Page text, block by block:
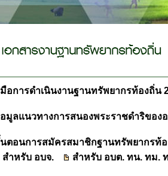
อการดำเนินงานฐานทรัพยากรท้องถิ่น
มูลแนวทางการสนองพระราชดำริของ
ตอนการสมัครสมาชิกฐานทรัพยากรท้อ
สำหรับ อบจ.
สำหรับ อบต. ทน. ทม.